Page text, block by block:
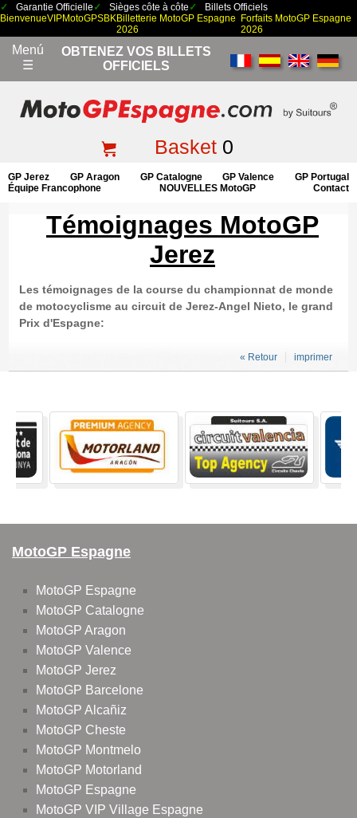
Garantie Officielle Sièges côte à côte
Billets Officiels
BienvenueVIPMotoGPSBKBilletterie MotoGP Espagne
2026
Forfaits MotoGP Espagne
2026
Menú
☰
OBTENEZ VOS BILLETS
OFFICIELS
Basket0
GP Jerez GP Aragon GP Catalogne GP Valence
GP Portugal
Équipe Francophone
NOUVELLES MotoGP Contact
Témoignages MotoGP
Jerez
Les témoignages de la course du championnat de monde
de motocyclisme au circuit de Jerez-Angel Nieto, le grand
Prix d'Espagne:
imprimer
« Retour
MotoGP Espagne
MotoGP Espagne
MotoGP Catalogne
MotoGP Aragon
MotoGP Valence
MotoGP Jerez
MotoGP Barcelone
MotoGP Alcañiz
MotoGP Cheste
MotoGP Montmelo
MotoGP Motorland
MotoGP Espagne
MotoGP VIP Village Espagne